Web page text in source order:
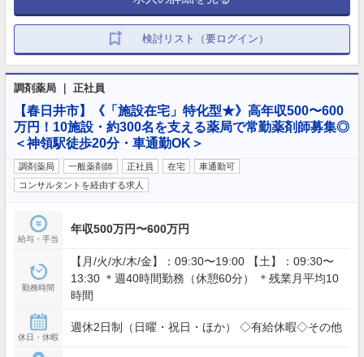
検討リスト（要ログイン）
調剤薬局 ｜ 正社員
【春日井市】《「施設在宅」特化型★》高年収500〜600
万円！10施設・約300名を支える薬局で常勤薬剤師募集◎
＜神領駅徒歩20分・車通勤OK＞
調剤薬局 一般薬剤師 正社員 在宅
車通勤可
コンサルタントを経由する求人
給与・手当
年収500万円〜600万円
勤務時間
【月/火/水/木/金】：09:30〜19:00 【土】：09:30〜
13:30 ＊週40時間勤務（休憩60分） ＊残業月平均10
時間
休日・休暇
週休2日制（日曜・祝日・ほか） ◇有給休暇◇その他